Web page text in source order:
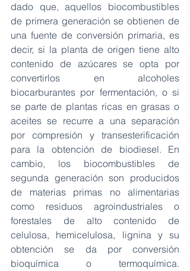
dado que, aquellos biocombustibles
de primera generación se obtienen de
una fuente de conversión primaria, es
decir, si la planta de origen tiene alto
contenido de azúcares se opta por
convertirlos en alcoholes
biocarburantes por fermentación, o si
se parte de plantas ricas en grasas o
aceites se recurre a una separación
por compresión y transesterificación
para la obtención de biodiesel. En
cambio, los biocombustibles de
segunda generación son producidos
de materias primas no alimentarias
como residuos agroindustriales o
forestales de alto contenido de
celulosa, hemicelulosa, lignina y su
obtención se da por conversión
bioquímica o termoquímica.